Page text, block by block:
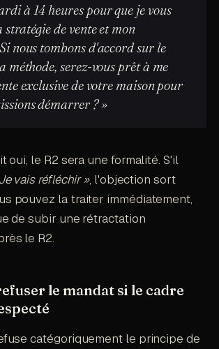
à 14 heures pour que je vous
stratégie de vente et mon
nous tombons d'accord sur le
méthode, serez-vous prêt à me
exclusive de votre maison pour
démarrer ? »
oui, le R2 sera une formalité. S'il
vais réfléchir », l'objection sort
pouvez la traiter immédiatement,
de subir une rétractation
le R2.
le mandat si le cadre
catégoriquement le principe de